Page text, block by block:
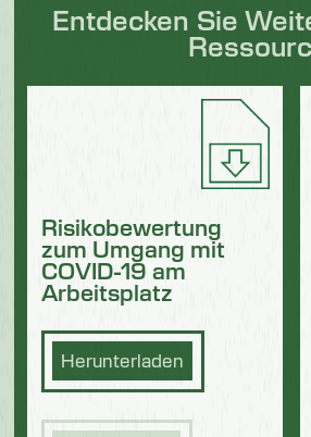
Entdecken Sie
Risikobewertung
zum Umgang mit
COVID-19 am
Arbeitsplatz
Herunterladen